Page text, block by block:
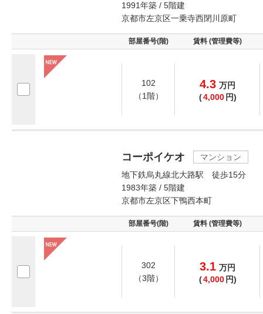
1991年築 / 5階建
京都市左京区一乗寺西閉川原町
部屋番号(階) 賃料 (管理費等)
102
（1階）
4.3 万円
(4,000 円)
コーポイケオ
マンション
地下鉄烏丸線北大路駅 徒歩15分
1983年築 / 5階建
京都市左京区下鴨西本町
部屋番号(階) 賃料 (管理費等)
302
（3階）
3.1 万円
(4,000 円)